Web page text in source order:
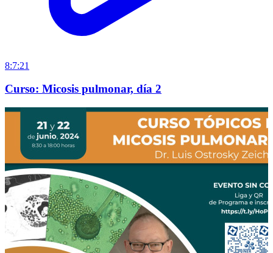
8:7:21
Curso: Micosis pulmonar, día 2